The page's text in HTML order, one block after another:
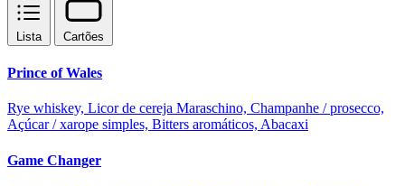
Lista Cartões
Prince of Wales
Rye whiskey, Licor de cereja Maraschino, Champanhe / prosecco,
Açúcar / xarope simples, Bitters aromáticos, Abacaxi
Game Changer